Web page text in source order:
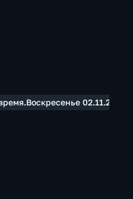
02.11.2025